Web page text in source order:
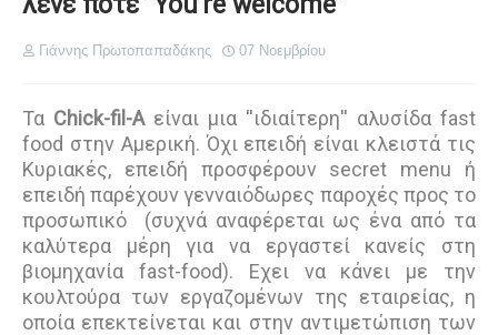
Γιάννης Πρωτοπαπαδάκης 07 Νοεμβρίου
Τα Chick-fil-A είναι μια ''ιδιαίτερη'' αλυσίδα fast
food στην Αμερική. Όχι επειδή είναι κλειστά τις
Κυριακές, επειδή προσφέρουν secret menu ή
επειδή παρέχουν γενναιόδωρες παροχές προς το
προσωπικό (συχνά αναφέρεται ως ένα από τα
καλύτερα μέρη για να εργαστεί κανείς στη
βιομηχανία fast-food). Εχει να κάνει με την
κουλτούρα των εργαζομένων της εταιρείας, η
οποία επεκτείνεται και στην αντιμετώπιση των